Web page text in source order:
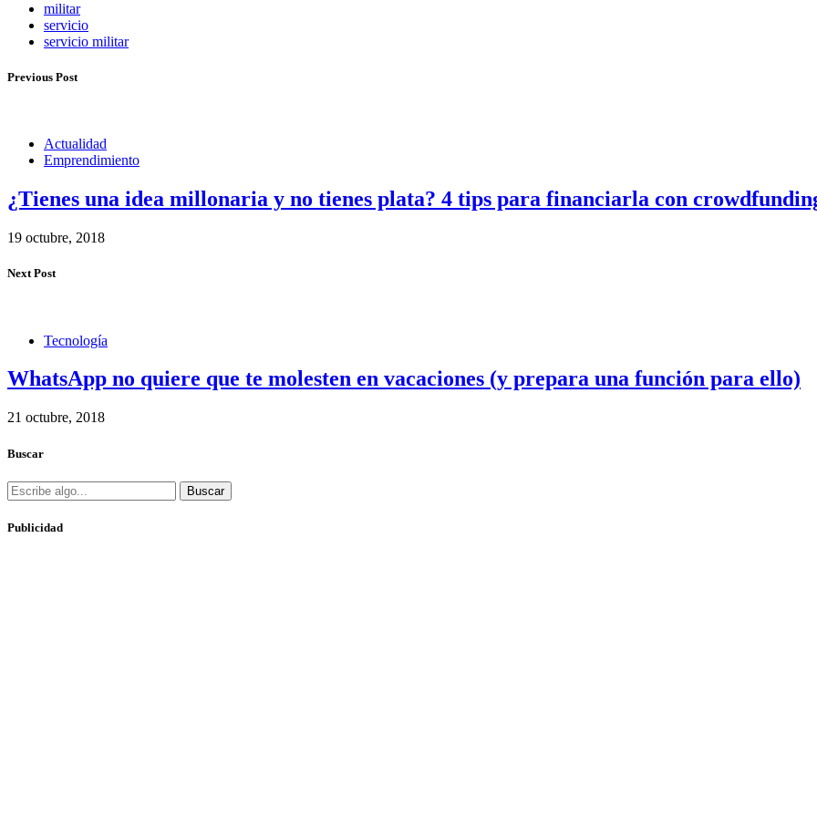
militar
servicio
servicio militar
Previous Post
Actualidad
Emprendimiento
¿Tienes una idea millonaria y no tienes plata? 4 tips para financiarla con
19 octubre, 2018
Next Post
Tecnología
WhatsApp no quiere que te molesten en vacaciones (y prepara una función para ello)
21 octubre, 2018
Buscar
Buscar
Publicidad